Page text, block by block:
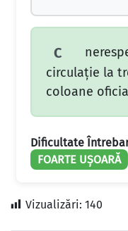
C
circulație la
coloane
Dificultate
FOARTE UȘOARĂ
Vizualizări: 140